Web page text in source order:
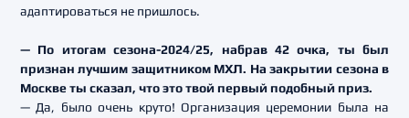
адаптироваться не пришлось.
— По итогам сезона-2024/25, набрав 42 очка, ты был
признан лучшим защитником МХЛ. На закрытии сезона в
Москве ты сказал, что это твой первый подобный приз.
— Да, было очень круто! Организация церемонии была на